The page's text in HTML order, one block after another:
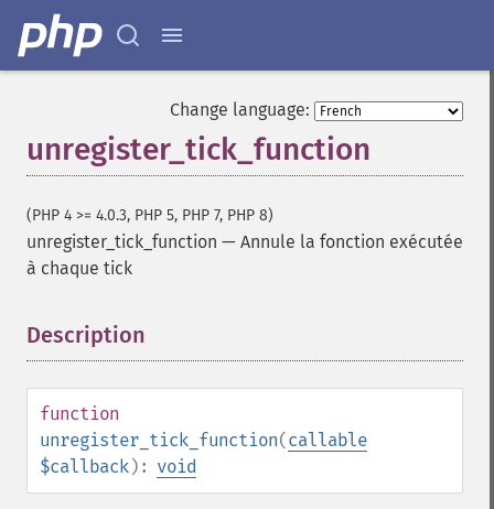
Change language:
unregister_tick_function
(PHP 4 >= 4.0.3, PHP 5, PHP 7, PHP 8)
unregister_tick_function — Annule la fonction exécutée
à chaque tick
Description
function
unregister_tick_function(callable
$callback): void